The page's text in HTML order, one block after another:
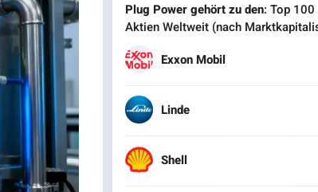
Plug Power gehört zu den: Top
Aktien Weltweit (nach
Exxon Mobil
Linde
Shell